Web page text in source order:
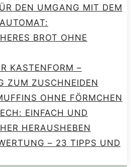
DEN UMGANG MIT DEM
BROT OHNE
KASTENFORM –
ZUM ZUSCHNEIDEN
OHNE FÖRMCHEN
EINFACH UND
HERAUSHEBEN
– 23 TIPPS UND